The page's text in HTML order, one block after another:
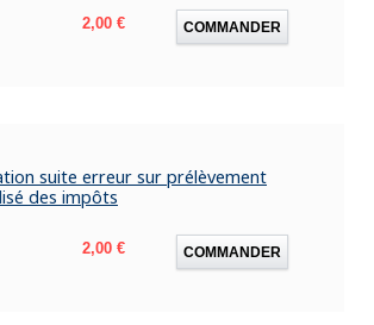
Prix
2,00 € COMMANDER
suite erreur sur prélèvement
des impôts
Prix
2,00 € COMMANDER